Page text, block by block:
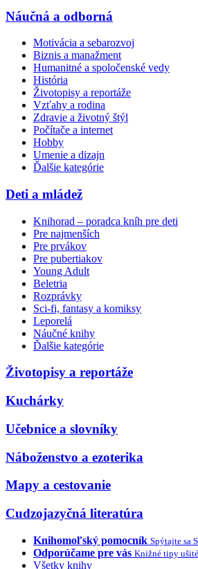
Náučná a odborná
Motivácia a sebarozvoj
Biznis a manažment
Humanitné a spoločenské vedy
História
Životopisy a reportáže
Vzťahy a rodina
Zdravie a životný štýl
Počítače a internet
Hobby
Umenie a dizajn
Ďalšie kategórie
Deti a mládež
Knihorad – poradca kníh pre deti
Pre najmenších
Pre prvákov
Pre pubertiakov
Young Adult
Beletria
Rozprávky
Sci-fi, fantasy a komiksy
Leporelá
Náučné knihy
Ďalšie kategórie
Životopisy a reportáže
Kuchárky
Učebnice a slovníky
Náboženstvo a ezoterika
Mapy a cestovanie
Cudzojazyčná literatúra
Knihomoľský pomocník Spýtajte sa
Odporúčame pre vás Knižné tipy
Všetky knihy